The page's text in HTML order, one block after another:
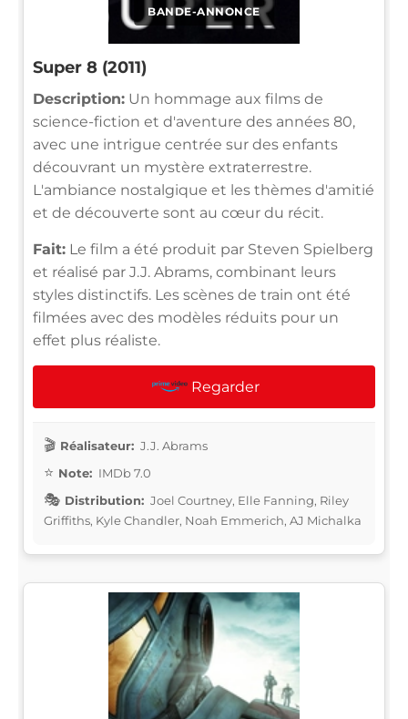
BANDE-ANNONCE
Super 8 (2011)
Description: Un hommage aux films de
science-fiction et d'aventure des années 80,
avec une intrigue centrée sur des enfants
découvrant un mystère extraterrestre.
L'ambiance nostalgique et les thèmes d'amitié
et de découverte sont au cœur du récit.
Fait: Le film a été produit par Steven Spielberg
et réalisé par J.J. Abrams, combinant leurs
styles distinctifs. Les scènes de train ont été
filmées avec des modèles réduits pour un
effet plus réaliste.
Regarder
Réalisateur: J.J. Abrams
Note: IMDb 7.0
Distribution: Joel Courtney, Elle Fanning, Riley
Griffiths, Kyle Chandler, Noah Emmerich, AJ Michalka